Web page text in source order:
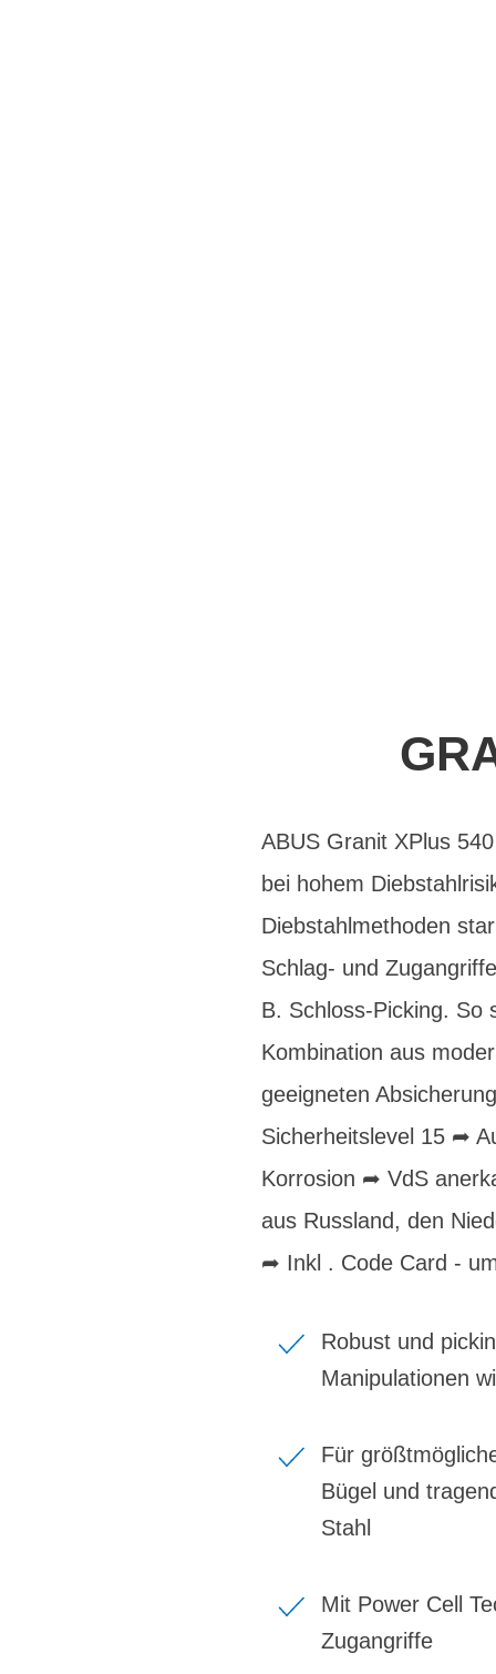
ABUS Granit XPlus
bei hohem
Diebstahlmethoden
Schlag- und
B. Schloss-Picking. So
Kombination aus
geeigneten
Sicherheitslevel 15 ➦
Korrosion ➦ VdS
aus Russland, den
➦ Inkl . Code Card -
Robust und
Manipulationen
Für
Bügel und
Stahl
Mit Power Cell
Zugangriffe